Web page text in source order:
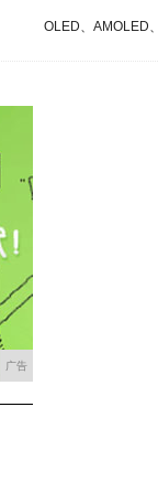
OLED、AMOLED
广告